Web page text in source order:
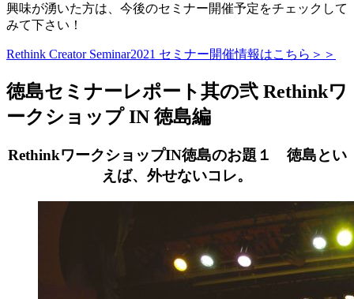
興味が湧いた方は、今後のセミナー開催予定をチェックして
みて下さい！
Rethink Creator Seminar2021 セミナー開催情報はこちら＞＞
徳島セミナーレポート其の弐 Rethinkワ
ークショップ IN 徳島編
RethinkワークショップIN徳島のお題１ 徳島とい
えば、外せないコレ。